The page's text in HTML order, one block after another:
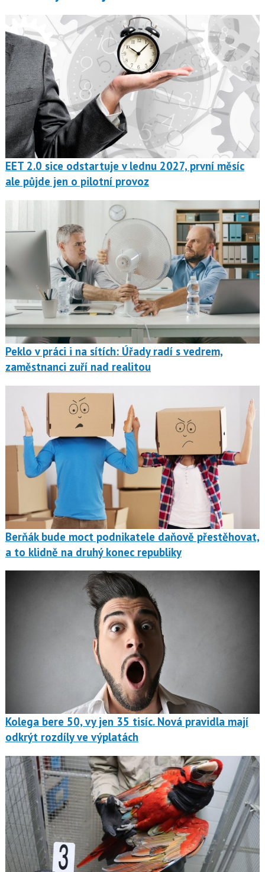
EET 2.0 sice odstartuje v lednu 2027, první měsíc
ale půjde jen o pilotní provoz
Peklo v práci i na sítích: Úřady radí s vedrem,
zaměstnanci zuří nad realitou
Berňák bude moct podnikatele daňově přestěhovat,
a to klidně na druhý konec republiky
Kolega bere 50, vy jen 35 tisíc. Nová pravidla mají
odkrýt rozdíly ve výplatách